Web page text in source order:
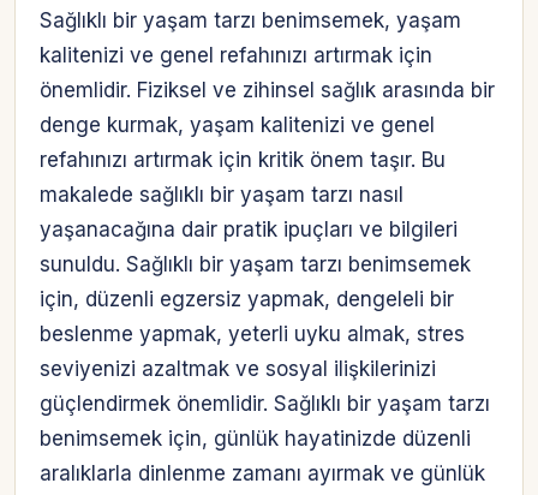
Sağlıklı bir yaşam tarzı benimsemek, yaşam
kalitenizi ve genel refahınızı artırmak için
önemlidir. Fiziksel ve zihinsel sağlık arasında bir
denge kurmak, yaşam kalitenizi ve genel
refahınızı artırmak için kritik önem taşır. Bu
makalede sağlıklı bir yaşam tarzı nasıl
yaşanacağına dair pratik ipuçları ve bilgileri
sunuldu. Sağlıklı bir yaşam tarzı benimsemek
için, düzenli egzersiz yapmak, dengeleli bir
beslenme yapmak, yeterli uyku almak, stres
seviyenizi azaltmak ve sosyal ilişkilerinizi
güçlendirmek önemlidir. Sağlıklı bir yaşam tarzı
benimsemek için, günlük hayatinizde düzenli
aralıklarla dinlenme zamanı ayırmak ve günlük